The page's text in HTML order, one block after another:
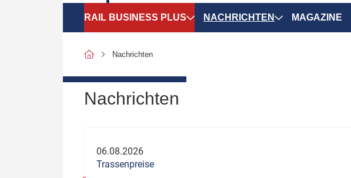
RAIL BUSINESS PLUS
SPNV-Marktdaten
Politik
NACHRICHTEN MAGAZINE
Nachrichten
Nachrichten
06.08.2026
Trassenpreise